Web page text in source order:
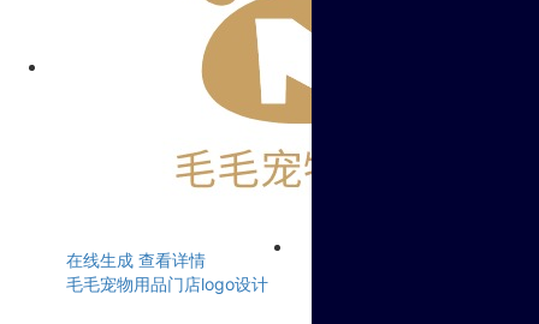
在线生成 查看详情
毛毛宠物用品门店logo设计